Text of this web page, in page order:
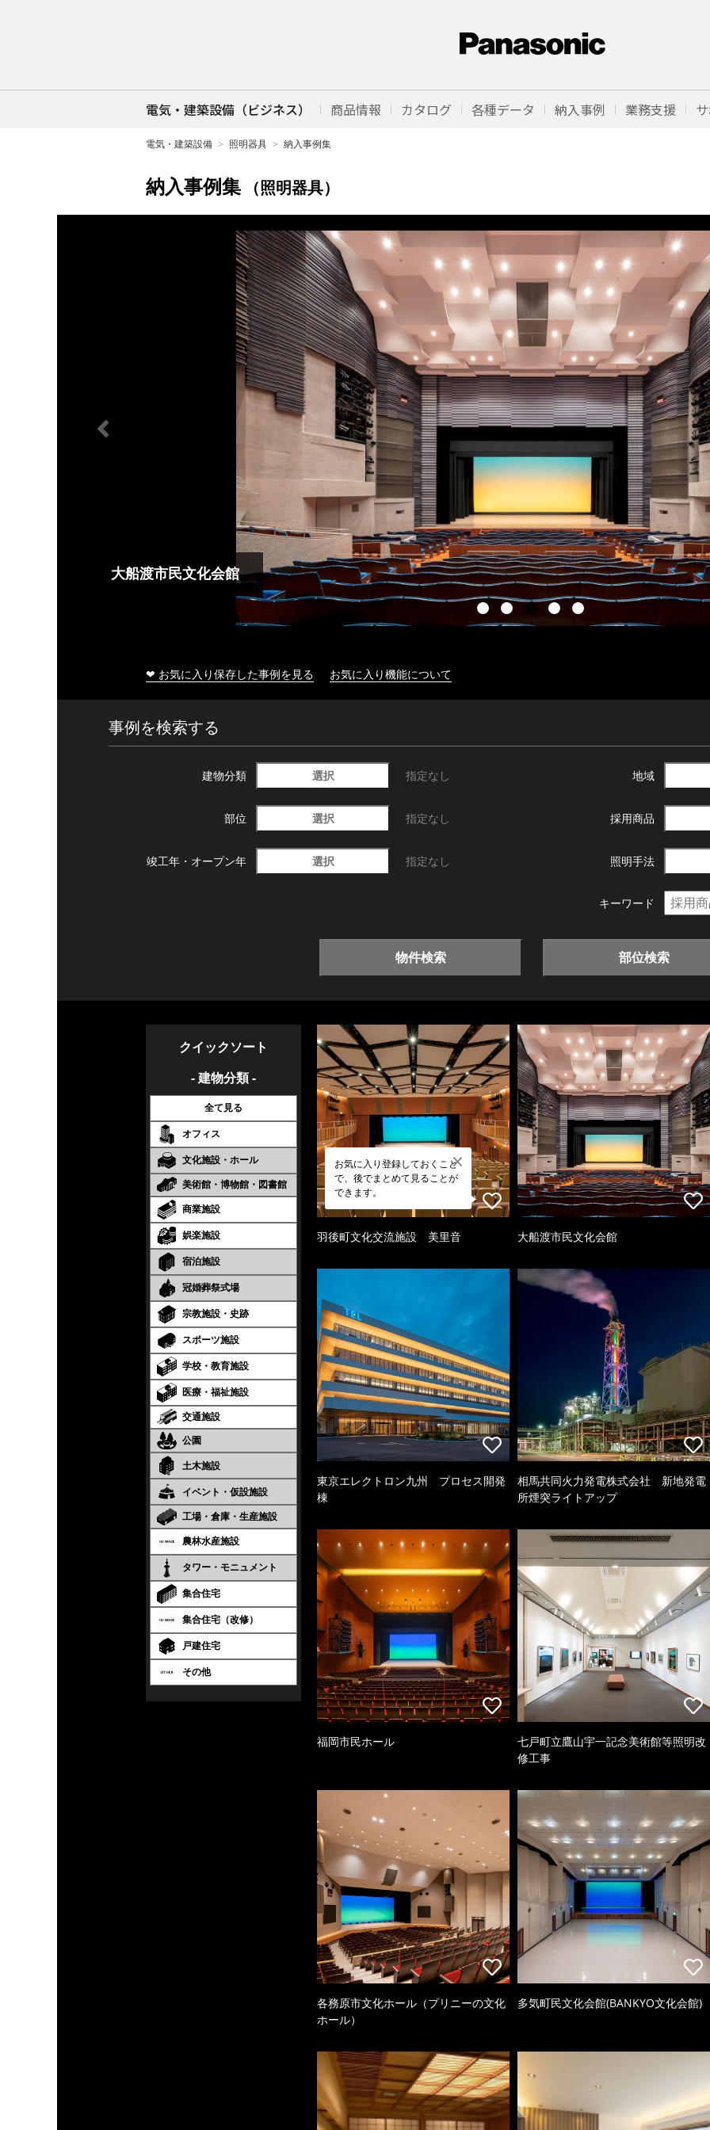
電気・建築設備（ビジネス） 商品情報 カタログ 各種データ 納入事例 業務支援
電気・建築設備 照明器具 納入事例集
納入事例集 （照明器具）
大船渡市民文化会館
❤ お気に入り保存した事例を見る お気に入り機能について
事例を検索する
建物分類 選択 指定なし 地域
部位 選択 指定なし 採用商品
竣工年・ オープン年 選択 指定なし 照明手法
キーワード
物件検索 部位検索
クイックソート
- 建物分類 -
全て見る
オフィス
文化施設・ホール
美術館・博物館・図書館
商業施設
娯楽施設
宿泊施設
冠婚葬祭式場
宗教施設・史跡
スポーツ施設
学校・教育施設
医療・福祉施設
交通施設
公園
土木施設
イベント・仮設施設
工場・倉庫・生産施設
農林水産施設
タワー・モニュメント
集合住宅
集合住宅（改修）
戸建住宅
その他
お気に入り登録しておくこと
で、後でまとめて見ることが
できます。
羽後町文化交流施設 美里音 大船渡市民文化会館
東京エレクトロン九州 プロセス開発
棟
相馬共同火力発電株式会社 新地発電
所煙突ライトアップ
福岡市民ホール
七戸町立鷹山宇一記念美術館等照明改
修工事
各務原市文化ホール（プリニーの文化
ホール）
多気町民文化会館(BANKYO文化会館)